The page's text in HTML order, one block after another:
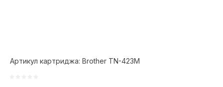
Артикул картриджа: Brother TN-423M